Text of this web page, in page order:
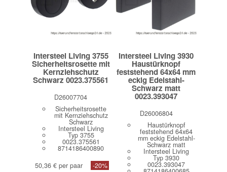
Intersteel Living 3755
Sicherheitsrosette mit
Kernziehschutz
Schwarz 0023.375561
D26007704
Sicherheitsrosette
mit Kernziehschutz
Schwarz
Intersteel Living
Typ 3755
0023.375561
8714186400890
50,36 € per paar
-20%
Intersteel Living 3930
Haustürknopf
feststehend 64x64 mm
eckig Edelstahl-
Schwarz matt
0023.393047
D26006804
Haustürknopf
feststehend 64x64
mm eckig Edelstahl-
Schwarz matt
Intersteel Living
Typ 3930
0023.393047